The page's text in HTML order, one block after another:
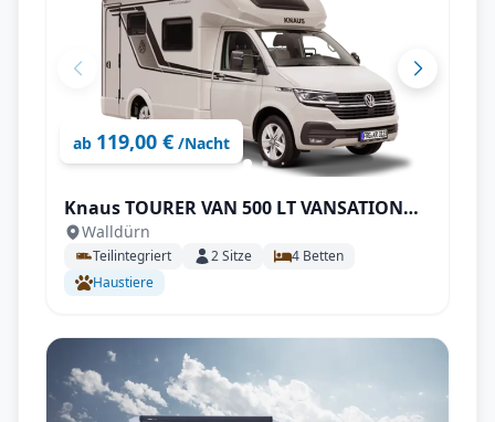
ab 119,00 € /Nacht
Knaus TOURER VAN 500 LT VANSATION
Kopie
Walldürn
Teilintegriert 2Sitze 4 Betten
Haustiere